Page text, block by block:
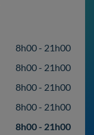
8h00 - 21h00
8h00 - 21h00
8h00 - 21h00
8h00 - 21h00
8h00 - 21h00